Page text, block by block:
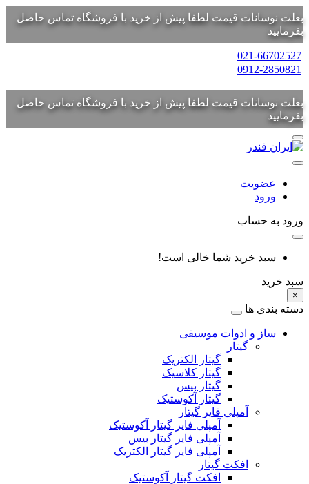
بعلت نوسانات قیمت لطفا پیش از خرید با فروشگاه تماس حاصل
بفرمایید
021-66702527
0912-2850821
بعلت نوسانات قیمت لطفا پیش از خرید با فروشگاه تماس حاصل
بفرمایید
عضویت
ورود
ورود به حساب
سبد خرید شما خالی است!
سبد خرید
×
دسته بندی ها
ساز و ادوات موسیقی
گیتار
گیتار الکتریک
گیتار کلاسیک
گیتار بیس
گیتار آکوستیک
آمپلی فایر گیتار
آمپلی فایر گیتار آکوستیک
آمپلی فایر گیتار بیس
آمپلی فایر گیتار الکتریک
افکت گیتار
افکت گیتار آکوستیک